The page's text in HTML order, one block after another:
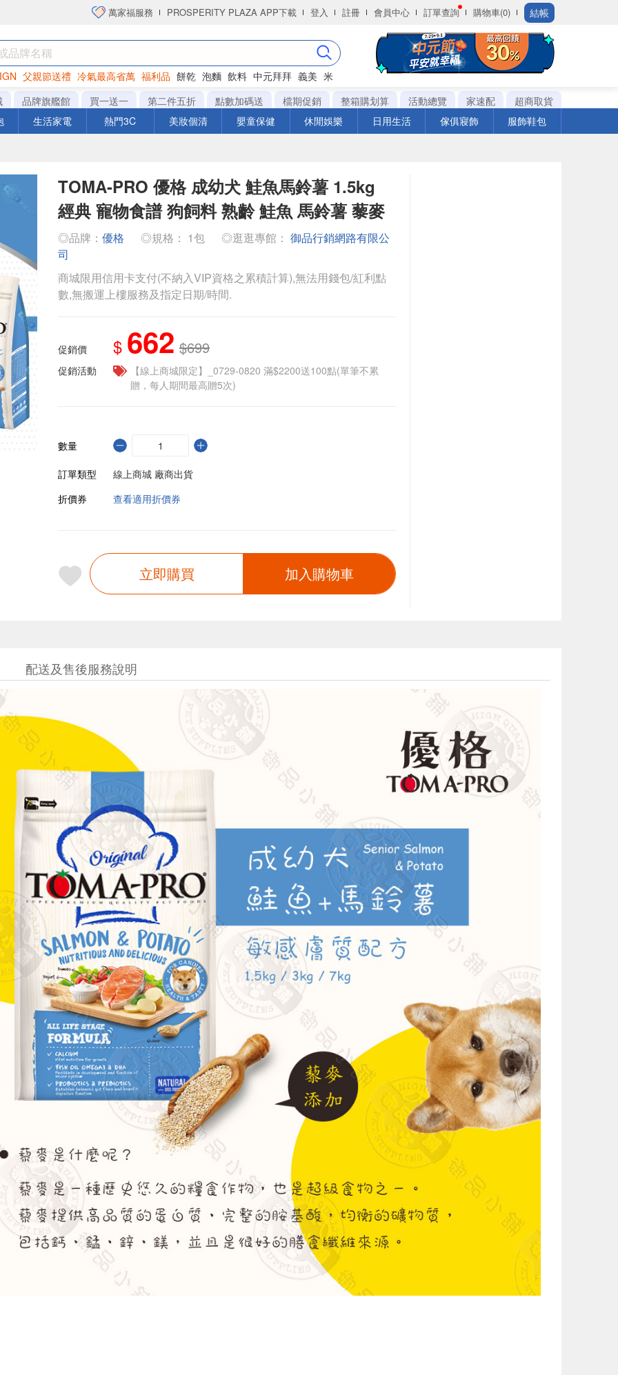
萬家福服務 PROSPERITY PLAZA APP下載 登入 註冊 會員中心 訂單查詢 購物車(0) 結帳
父親節送禮 冷氣最高省萬 福利品 餅乾 泡麵 飲料 中元拜拜 義美 米
衛生紙
品牌旗艦館 買一送一 第二件五折 點數加碼送 檔期促銷 整箱購划算 活動總覽 家速配
超商取貨
生活家電 熱門3C 美妝個清 嬰童保健 休閒娛樂 日用生活 傢俱寢飾 服飾鞋包
TOMA-PRO 優格 成幼犬 鮭魚馬鈴薯 1.5kg
經典 寵物食譜 狗飼料 熟齡 鮭魚 馬鈴薯 藜麥
◎品牌： 優格 ◎規格： 1包 ◎逛逛專館： 御品行銷網路有限公
司
商城限用信用卡支付(不納入VIP資格之累積計算),無法用錢包/紅利點
數,無搬運上樓服務及指定日期/時間.
促銷價 $ 662 $699
促銷活動
【線上商城限定】_0729-0820 滿$2200送100點(單筆不累
贈，每人期間最高贈5次)
數量
訂單類型
線上商城 廠商出貨
折價券
查看適用折價券
立即購買 加入購物車
配送及售後服務說明